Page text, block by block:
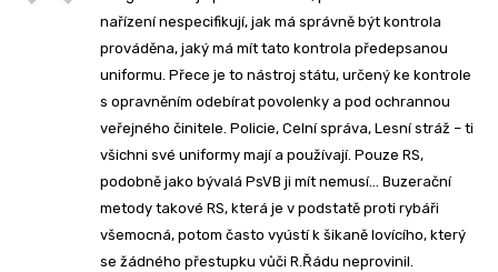
nařízení nespecifikují, jak má správně být kontrola
prováděna, jaký má mít tato kontrola předepsanou
uniformu. Přece je to nástroj státu, určený ke kontrole
s opravněním odebírat povolenky a pod ochrannou
veřejného činitele. Policie, Celní správa, Lesní stráž – ti
všichni své uniformy mají a používají. Pouze RS,
podobně jako bývalá PsVB ji mít nemusí… Buzerační
metody takové RS, která je v podstatě proti rybáři
všemocná, potom často vyústí k šikaně lovícího, který
se žádného přestupku vůči R.Řádu neprovinil.